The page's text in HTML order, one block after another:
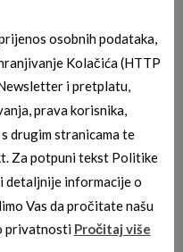
osobnih podataka,
Kolačića (HTTP
i pretplatu,
prava korisnika,
drugim stranicama te
Za potpuni tekst Politike
informacije o
Vas da pročitate našu
privatnosti Pročitaj više